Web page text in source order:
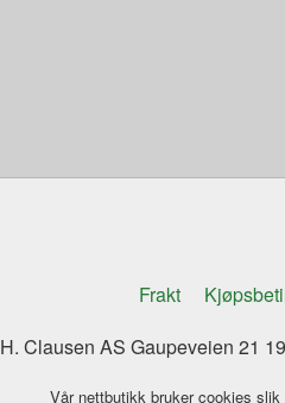
Frakt
H. Clausen AS Gaupeveien 21
Vår nettbutikk bruker cookies